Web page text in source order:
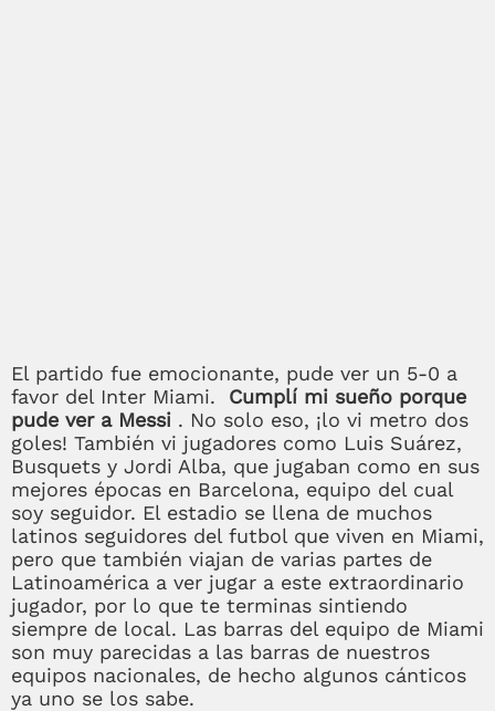
El partido fue emocionante, pude ver un 5-0 a
favor del Inter Miami. Cumplí mi sueño porque
pude ver a Messi . No solo eso, ¡lo vi metro dos
goles! También vi jugadores como Luis Suárez,
Busquets y Jordi Alba, que jugaban como en sus
mejores épocas en Barcelona, equipo del cual
soy seguidor. El estadio se llena de muchos
latinos seguidores del futbol que viven en Miami,
pero que también viajan de varias partes de
Latinoamérica a ver jugar a este extraordinario
jugador, por lo que te terminas sintiendo
siempre de local. Las barras del equipo de Miami
son muy parecidas a las barras de nuestros
equipos nacionales, de hecho algunos cánticos
ya uno se los sabe.